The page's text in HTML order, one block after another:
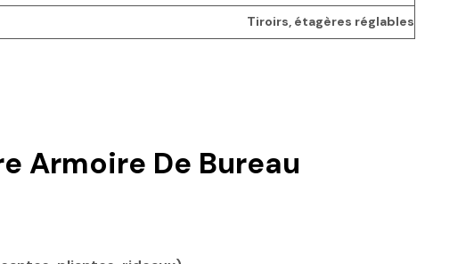
Tiroirs, étagères réglables
Armoire De Bureau